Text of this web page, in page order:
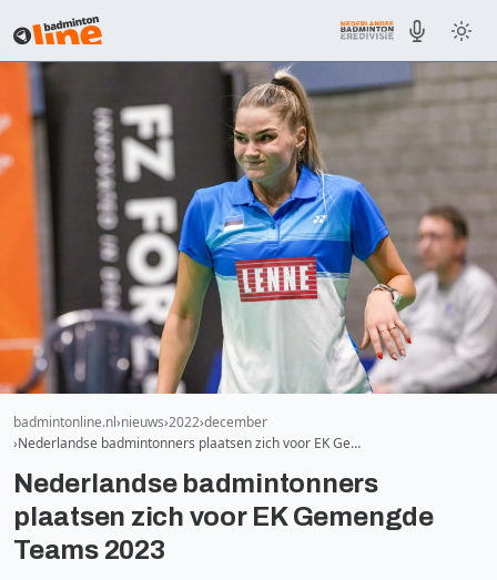
badmintonline.nl nieuws 2022 december
Nederlandse badmintonners plaatsen zich voor EK Ge…
Nederlandse badmintonners
plaatsen zich voor EK Gemengde
Teams 2023